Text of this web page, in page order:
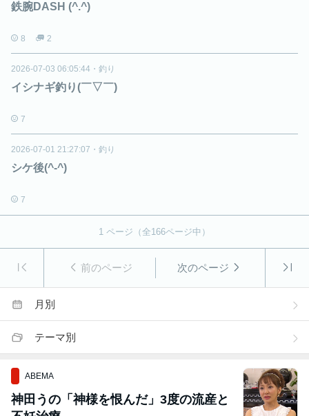
鉄腕DASH (^.^)
8 2
2026-07-03 06:05:44 ・ 釣り
イシナギ釣り(￣▽￣)
7
2026-07-01 21:27:07 ・ 釣り
シケ後(^-^)
7
1 ページ（全166ページ中）
前のページ 次のページ
月別
テーマ別
ABEMA
神田うの「神様を恨んだ」3度の流産と